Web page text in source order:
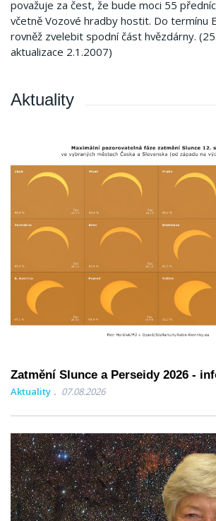
považuje za čest, že bude moci 55
včetně Vozové hradby hostit. Do termínu
rovněž zvelebit spodní část hvězdárny.
aktualizace 2.1.2007)
Aktuality
Zatmění Slunce a Perseidy 2026 -
Aktuality 07.08.2026